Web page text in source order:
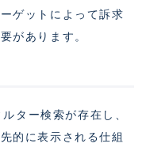
ゲットによって訴求
があります。
ター検索が存在し、
的に表示される仕組